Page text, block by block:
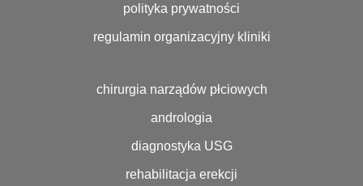
polityka prywatności
regulamin organizacyjny kliniki
chirurgia narządów płciowych
andrologia
diagnostyka USG
rehabilitacja erekcji